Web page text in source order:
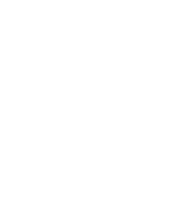
ZÁŽITKOVÉ
RODINU /